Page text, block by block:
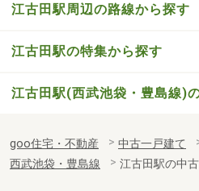
江古田駅周辺の路線から探す
江古田駅の特集から探す
江古田駅(西武池袋・豊島線)
goo住宅・不動産 中古一戸建て
西武池袋・豊島線
江古田駅の中